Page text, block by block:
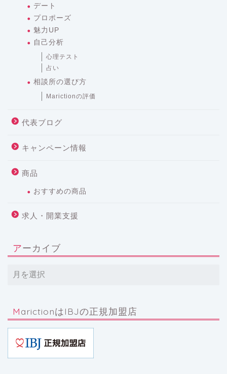
デート
プロポーズ
魅力UP
自己分析
心理テスト
占い
相談所の選び方
Marictionの評価
代表ブログ
キャンペーン情報
商品
おすすめの商品
求人・開業支援
アーカイブ
MarictionはIBJの正規加盟店